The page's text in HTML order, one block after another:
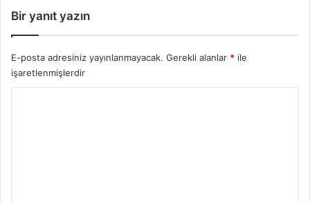
Bir yanıt yazın
E-posta adresiniz yayınlanmayacak. Gerekli alanlar * ile
işaretlenmişlerdir